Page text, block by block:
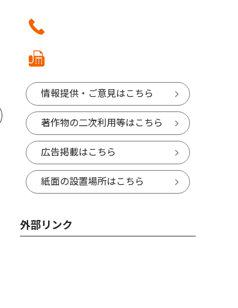
情報提供・ご意見はこちら
著作物の二次利用等はこちら
広告掲載はこちら
紙面の設置場所はこちら
外部リンク